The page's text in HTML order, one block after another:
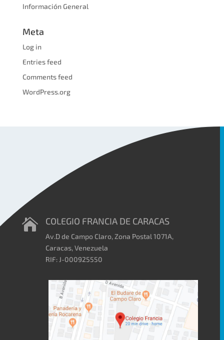
Información General
Meta
Log in
Entries feed
Comments feed
WordPress.org
 COLEGIO FRANCIA DE CARACAS
Av.D de Campo Claro, Zona Postal 1071A,
Caracas, Venezuela
RIF: J-000925550